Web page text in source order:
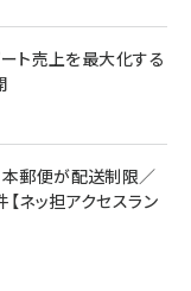
と見る
ート売上を最大化する
本郵便が配送制限／
ネッ担アクセスラン